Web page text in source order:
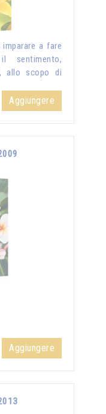
a fare
sentimento,
allo scopo di
Aggiungere
Aggiungere